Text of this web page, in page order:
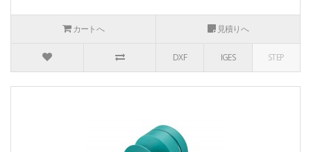
カートへ 見積りへ
DXF IGES STEP